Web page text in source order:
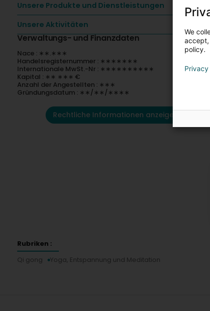
Unsere Produkte und Dienstleistungen
Unsere Aktivitäten
Verwaltungs- und Finanzdaten
Nace : ∗∗.∗∗∗
Handelsregisternummer : ∗∗∗∗∗∗∗
Internationale MwSt.-Nr : ∗∗∗∗∗∗∗∗∗∗
Kapital : ∗∗ ∗∗∗ €
Anzahl der Angestellten : ∗∗∗
Gründungsdatum : ∗∗/∗∗/∗∗∗∗
Rechtliche Informationen anzeigen
Rubriken :
Qi gong
Yoga, Entspannung und Meditation
We
accept,
policy.